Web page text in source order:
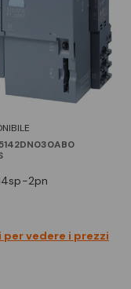
2pn
per vedere i prezzi